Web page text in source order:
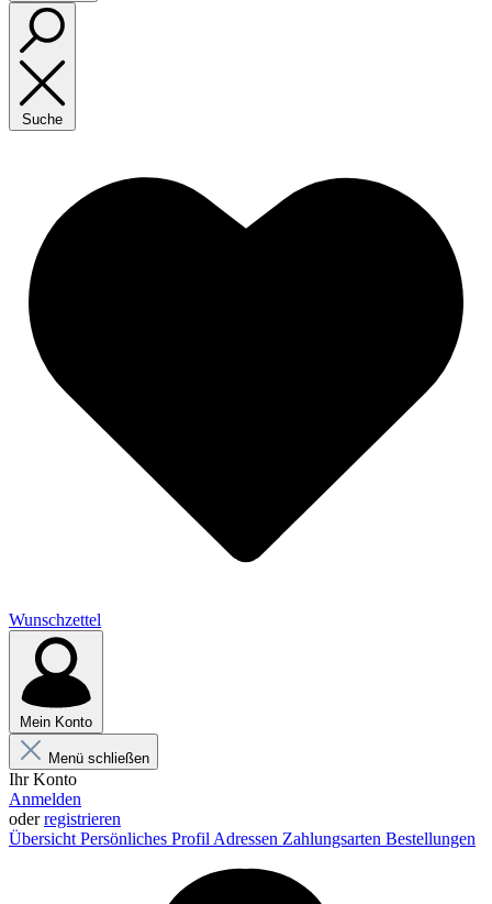
Suche
Wunschzettel
Mein Konto
Menü schließen
Ihr Konto
Anmelden
oderregistrieren
Übersicht Persönliches Profil Adressen Zahlungsarten Bestellungen